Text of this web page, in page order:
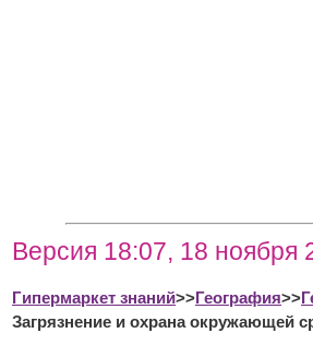
Версия 18:07, 18 ноября
Гипермаркет знаний>>География>>
Загрязнение и охрана окружающей